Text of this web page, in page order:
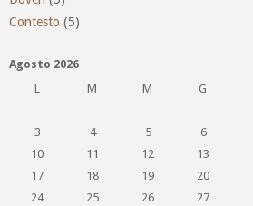
Contesto (5)
Agosto 2026
L
M M G
3
4 5 6
10
11 12 13
17
18 19 20
24
25 26 27